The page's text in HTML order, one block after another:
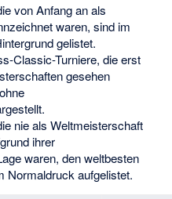
von Anfang an als
waren, sind im
gelistet.
Classic-Turniere, die erst
gesehen
nie als Weltmeisterschaft
ihrer
waren, den weltbesten
Normaldruck aufgelistet.